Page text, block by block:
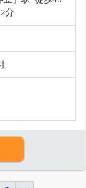
分